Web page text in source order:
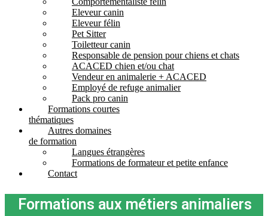
Eleveur canin
Eleveur félin
Pet Sitter
Toiletteur canin
Responsable de pension pour chiens et chats
ACACED chien et/ou chat
Vendeur en animalerie + ACACED
Employé de refuge animalier
Pack pro canin
Formations courtes
thématiques
Autres domaines
de formation
Langues étrangères
Formations de formateur et petite enfance
Contact
Formations aux métiers animaliers